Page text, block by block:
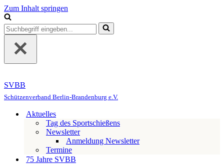
Zum Inhalt springen
Suchen
nach …
SVBB
Schützenverband Berlin-Brandenburg e.V.
Aktuelles
Tag des Sportschießens
Newsletter
Anmeldung Newsletter
Termine
75 Jahre SVBB